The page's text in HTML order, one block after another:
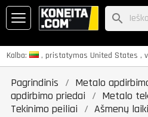
Kalba: , pristatymas United States ,
search
Pagrindinis Metalo
apdirbimo priedai
Metalo
Tekinimo peiliai
Ašmenų